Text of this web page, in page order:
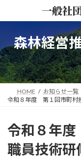
へ
ス
キ
ッ
ョ
ン
に
移
一般社
森林経営
HOME お知らせ一覧
令和８年度 第１回市町村
令和８年
職員技術研